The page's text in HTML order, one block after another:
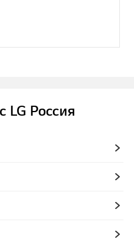
LG Россия